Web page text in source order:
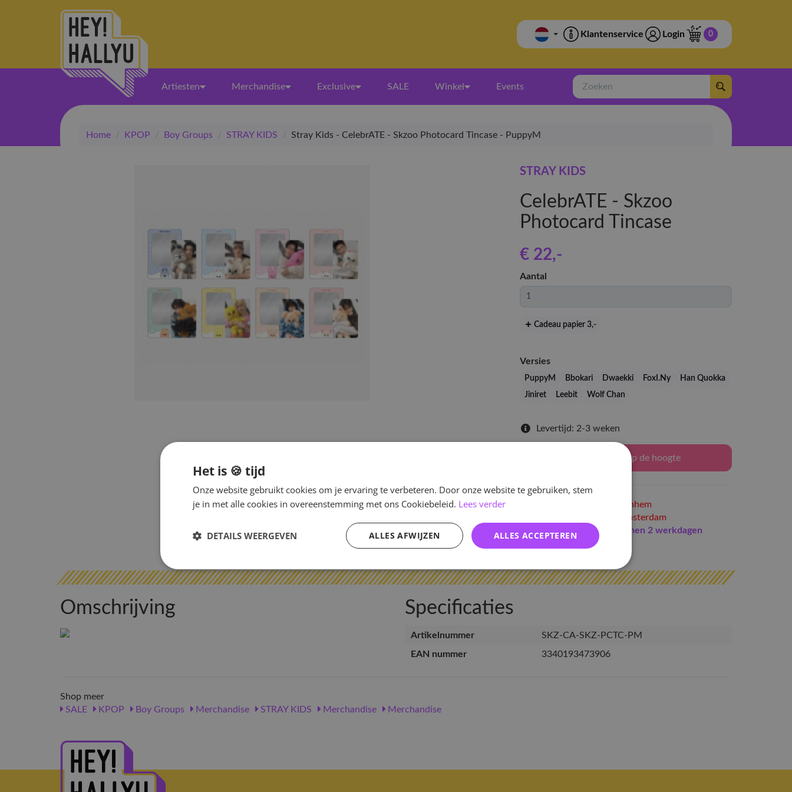
Klantenservice Login 0
Artiesten Merchandise Exclusive SALE Winkel Events
Zoeken
Home / KPOP / Boy Groups / STRAY KIDS / Stray Kids - CelebrATE - Skzoo Photocard Tincase - PuppyM
STRAY KIDS
CelebrATE - Skzoo
Photocard Tincase
€ 22,-
Aantal
Cadeau papier 3,-
Versies
PuppyM Bbokari Dwaekki FoxI.Ny
Han Quokka
Jiniret
Leebit Wolf Chan
Levertijd: 2-3 weken
Houd mij op de hoogte
in Arnhem
in Amsterdam
Indien op voorraad
binnen 2 werkdagen
Omschrijving Specificaties
Artikelnummer
SKZ-CA-SKZ-PCTC-PM
EAN nummer
3340193473906
Shop meer
SALE
KPOP Boy Groups Merchandise STRAY KIDS Merchandise Merchandise
Het is 🍪 tijd
Onze website gebruikt cookies om je ervaring te verbeteren. Door onze website te gebruiken, stem
je in met alle cookies in overeenstemming met ons Cookiebeleid. Lees verder
ALLES ACCEPTEREN
ALLES AFWIJZEN
DETAILS WEERGEVEN